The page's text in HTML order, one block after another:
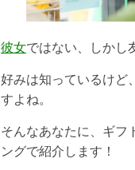
彼女ではない、しかし
好みは知っているけど
すよね。
そんなあなたに、ギフ
ングで紹介します！